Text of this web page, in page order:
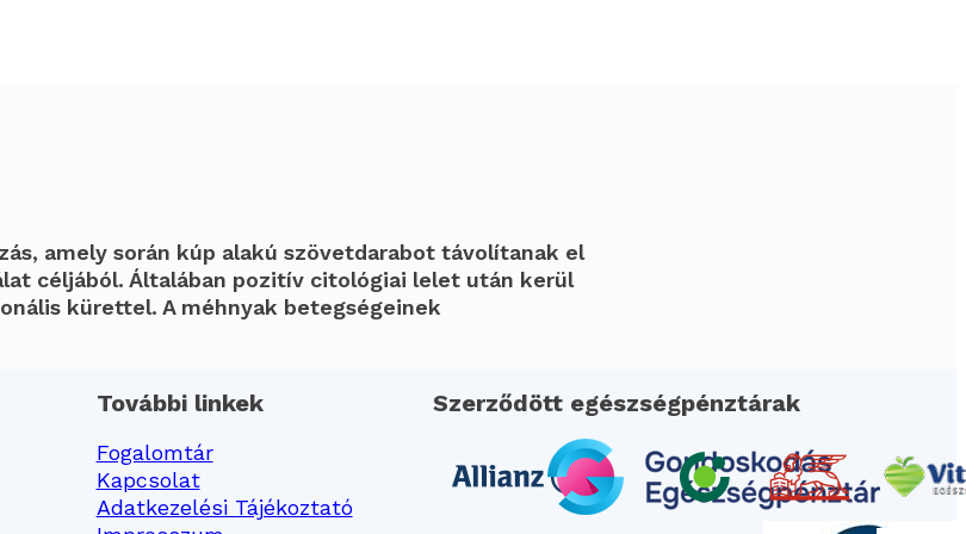
amely során kúp alakú szövetdarabot távolítanak el
céljából. Általában pozitív citológiai lelet után kerül
kürettel. A méhnyak betegségeinek
További linkek
Fogalomtár
Kapcsolat
Adatkezelési Tájékoztató
Szerződött egészségpénztárak